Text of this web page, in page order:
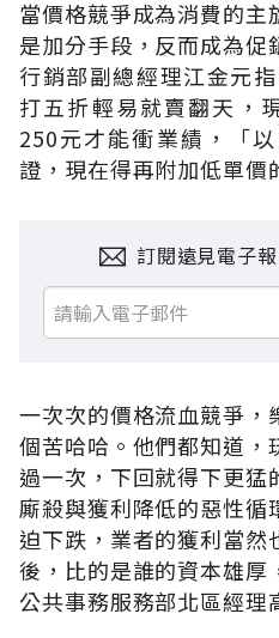
當價格競爭成為消費的主
是加分手段，反而成為促
行銷部副總經理江金元
打五折輕易就賣翻天，
250元才能衝業績，「
證，現在得再附加低單價
訂閱遠見電子
一次次的價格流血競爭，
個苦哈哈。他們都知道，
過一次，下回就得下更
廝殺與獲利降低的惡性循
迫下跌，業者的獲利當然
後，比的是誰的資本雄厚
公共事務服務部北區經理